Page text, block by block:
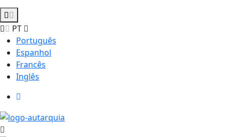
PT
Português
Espanhol
Francês
Inglês